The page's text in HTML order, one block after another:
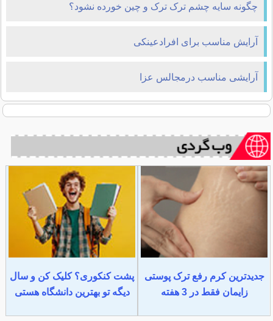
چگونه سایه چشم ترک ترک و چین خورده نشود؟
آرایش مناسب برای افرادعینکی
آرایشی مناسب درمجالس عزا
جدیدترین کرم رفع ترک پوستی
زایمان فقط در 3 هفته
پشت کنکوری؟ کلیک کن و سال
دیگه تو بهترین دانشگاه هستی